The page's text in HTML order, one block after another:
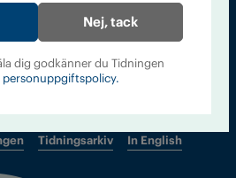
accent@iogt.se
utgivare: Barbro Janson Lundkvist,
Tidningsarkiv In English
Nej, tack
dig godkänner du Tidningen
personuppgiftspolicy.